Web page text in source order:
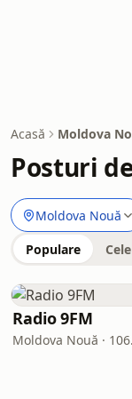
Acasă Moldova
Posturi
Moldova Nouă
Populare
Radio 9FM
Moldova Nouă ·